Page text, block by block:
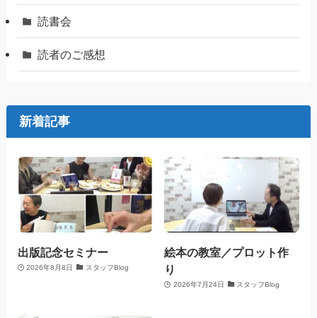
読書会
読者のご感想
新着記事
出版記念セミナー
2026年8月8日 スタッフBlog
絵本の教室／プロット作
り
2026年7月24日 スタッフBlog